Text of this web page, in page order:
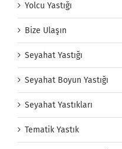
Yolcu Yastığı
Bize Ulaşın
Seyahat Yastığı
Seyahat Boyun Yastığı
Seyahat Yastıkları
Tematik Yastık